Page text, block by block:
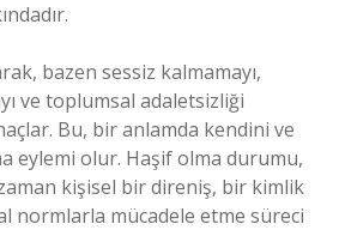
bazen sessiz kalmamayı,
ve toplumsal adaletsizliği
Bu, bir anlamda kendini ve
eylemi olur. Haşif olma durumu,
kişisel bir direniş, bir kimlik
normlarla mücadele etme süreci